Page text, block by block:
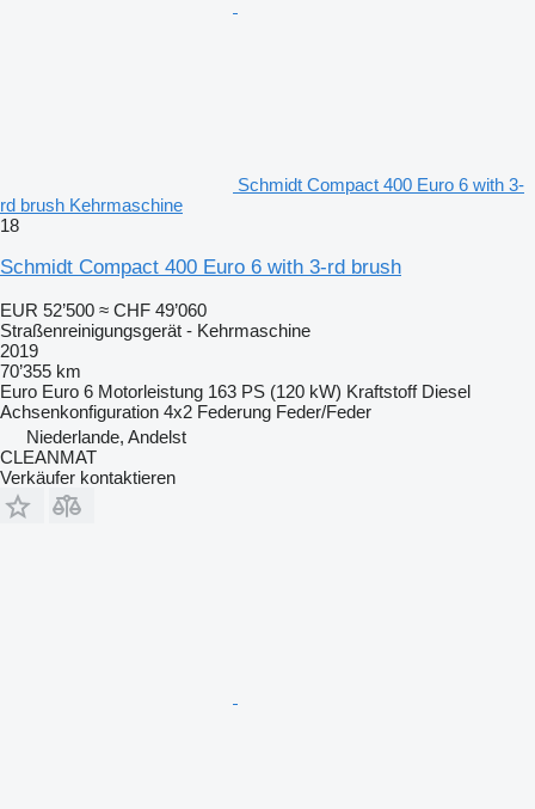
Schmidt Compact 400 Euro 6 with 3-
rd brush Kehrmaschine
18
Schmidt Compact 400 Euro 6 with 3-rd brush
EUR 52’500 ≈ CHF 49’060
Straßenreinigungsgerät - Kehrmaschine
2019
70’355 km
Euro Euro 6 Motorleistung 163 PS (120 kW) Kraftstoff Diesel
Achsenkonfiguration 4x2 Federung Feder/Feder
Niederlande, Andelst
CLEANMAT
Verkäufer kontaktieren